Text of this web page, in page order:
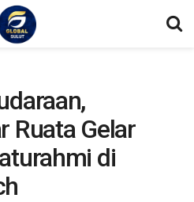
Ruata Gelar
di